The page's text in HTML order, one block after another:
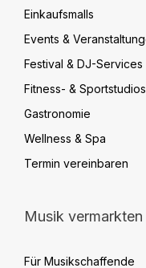
Einkaufsmalls
Events &
Festival & DJ-Services
Fitness- & Sportstudios
Gastronomie
Wellness & Spa
Termin vereinbaren
Musik vermarkten
Für Musikschaffende